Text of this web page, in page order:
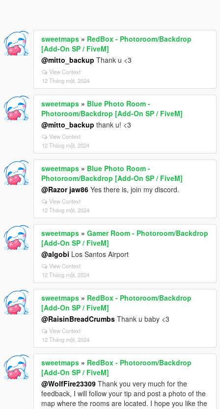
sweetmaps » RedBox - Photoroom/Backdrop
[Add-On SP / FiveM]
@mitto_backup Thank u <3
View Context
12 Tháng một, 2024
sweetmaps » Blue Photo Room -
Photoroom/Backdrop [Add-On SP / FiveM]
@mitto_backup thank u! <3
View Context
12 Tháng một, 2024
sweetmaps » Blue Photo Room -
Photoroom/Backdrop [Add-On SP / FiveM]
@Razor jaw86 Yes there is, join my discord.
View Context
12 Tháng một, 2024
sweetmaps » Gamer Room - Photoroom/Backdrop
[Add-On SP / FiveM]
@algobi Los Santos Airport
View Context
12 Tháng một, 2024
sweetmaps » RedBox - Photoroom/Backdrop
[Add-On SP / FiveM]
@RaisinBreadCrumbs Thank u baby <3
View Context
12 Tháng một, 2024
sweetmaps » RedBox - Photoroom/Backdrop
[Add-On SP / FiveM]
@WolfFire23309 Thank you very much for the
feedback, I will follow your tip and post a photo of the
map where the rooms are located. I hope you like the